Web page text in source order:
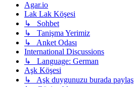
Agar.io
Lak Lak Köşesi
↳ Sohbet
↳ Tanişma Yerimiz
↳ Anket Odası
International Discussions
↳ Language: German
Aşk Köşesi
↳ Aşk duygunuzu burada